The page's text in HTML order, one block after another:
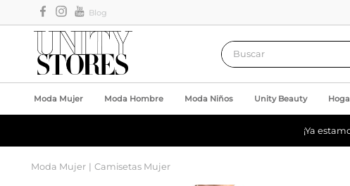
Blog
Buscar
Moda Mujer Moda Hombre Moda Niños Unity Beauty
¡Ya
Moda Mujer Camisetas Mujer